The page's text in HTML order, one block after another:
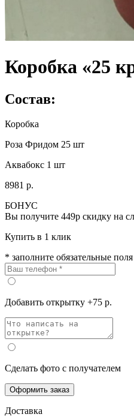
Коробка «25
Состав:
Коробка
Роза Фридом 25 шт
Аквабокс 1 шт
8981 р.
БОНУС
Вы получите 449р скидку на
Купить в 1 клик
* заполните обязательные поля
Добавить открытку +75 р.
Сделать фото с получателем
Оформить заказ
Доставка